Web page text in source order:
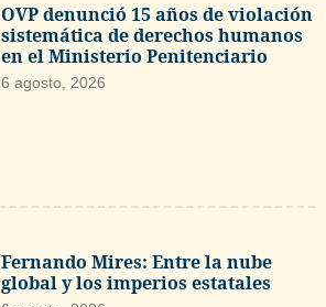
OVP denunció 15 años de violación
sistemática de derechos humanos
en el Ministerio Penitenciario
6 agosto, 2026
Fernando Mires: Entre la nube
global y los imperios estatales